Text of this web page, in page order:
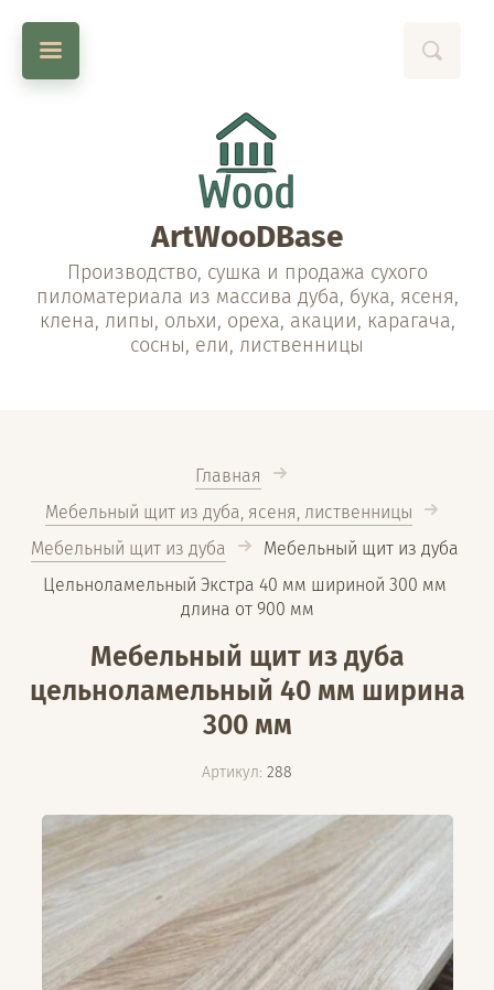
ArtWooDBase
Производство, сушка и продажа сухого
пиломатериала из массива дуба, бука, ясеня,
клена, липы, ольхи, ореха, акации, карагача,
сосны, ели, лиственницы
Главная
Мебельный щит из дуба, ясеня, лиственницы
Мебельный щит из дуба
  Мебельный щит из дуба
Цельноламельный Экстра 40 мм шириной 300 мм
длина от 900 мм
Мебельный щит из дуба
цельноламельный 40 мм ширина
300 мм
Артикул: 288